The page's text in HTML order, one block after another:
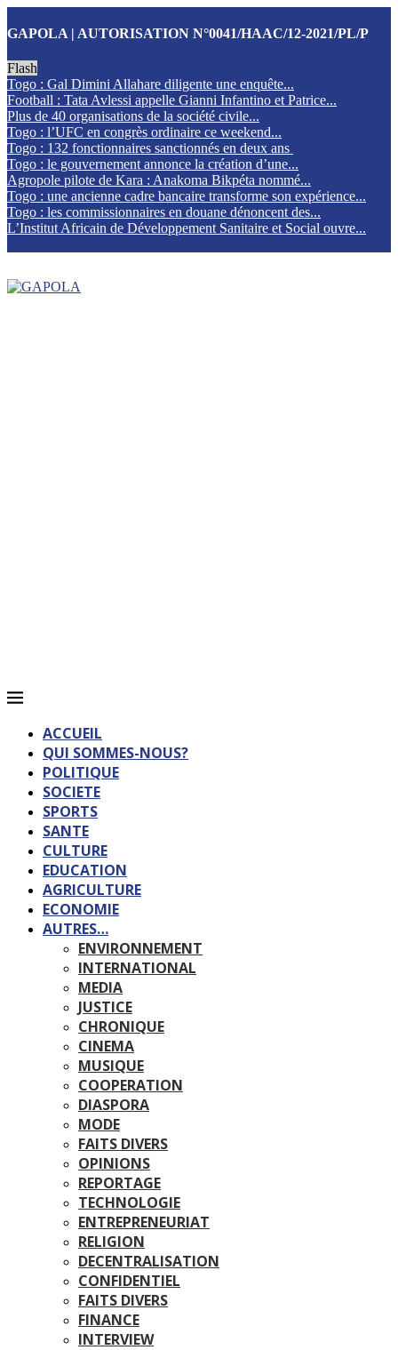
GAPOLA | AUTORISATION N°0041/HAAC/12-2021/PL/P
Flash
Togo : Gal Dimini Allahare diligente une enquête...
Football : Tata Avlessi appelle Gianni Infantino et Patrice...
Plus de 40 organisations de la société civile...
Togo : l’UFC en congrès ordinaire ce weekend...
Togo : 132 fonctionnaires sanctionnés en deux ans
Togo : le gouvernement annonce la création d’une...
Agropole pilote de Kara : Anakoma Bikpéta nommé...
Togo : une ancienne cadre bancaire transforme son expérience...
Togo : les commissionnaires en douane dénoncent des...
L’Institut Africain de Développement Sanitaire et Social ouvre...
ACCUEIL
QUI SOMMES-NOUS?
POLITIQUE
SOCIETE
SPORTS
SANTE
CULTURE
EDUCATION
AGRICULTURE
ECONOMIE
AUTRES…
ENVIRONNEMENT
INTERNATIONAL
MEDIA
JUSTICE
CHRONIQUE
CINEMA
MUSIQUE
COOPERATION
DIASPORA
MODE
FAITS DIVERS
OPINIONS
REPORTAGE
TECHNOLOGIE
ENTREPRENEURIAT
RELIGION
DECENTRALISATION
CONFIDENTIEL
FAITS DIVERS
FINANCE
INTERVIEW